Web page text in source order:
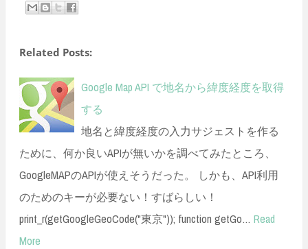
Related Posts:
Google Map API で地名から緯度経度を取得
する
地名と緯度経度の入力サジェストを作る
ために、何か良いAPIが無いかを調べてみたところ、
GoogleMAPのAPIが使えそうだった。 しかも、API利用
のためのキーが必要ない！すばらしい！
print_r(getGoogleGeoCode("東京")); function getGo… Read
More